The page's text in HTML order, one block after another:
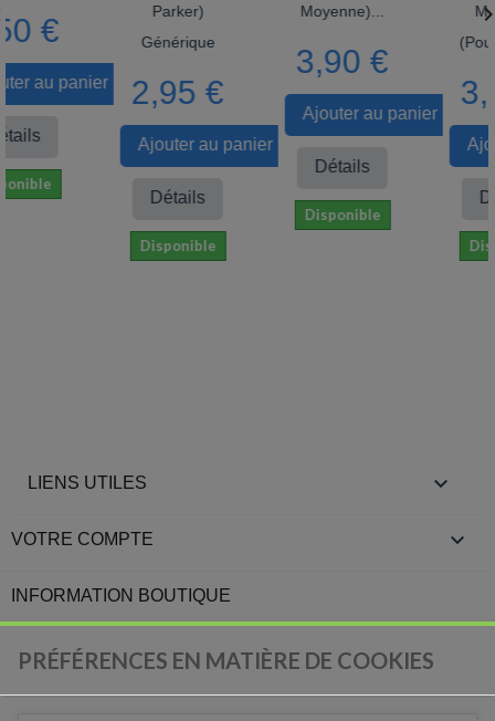
€
au panier
Parker)
Générique
2,95 €
Ajouter au panier
Détails
Disponible
Moyenne)...
3,90 €
Ajouter au panier
Détails
Disponible
(pour
LIENS UTILES 
VOTRE COMPTE 
INFORMATION BOUTIQUE
PRÉFÉRENCES EN MATIÈRE DE COOKIES